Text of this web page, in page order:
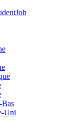
Bas
Uni